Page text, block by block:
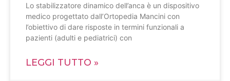
Lo stabilizzatore dinamico dell’anca è un dispositivo
medico progettato dall’Ortopedia Mancini con
l’obiettivo di dare risposte in termini funzionali a
pazienti (adulti e pediatrici) con
LEGGI TUTTO »